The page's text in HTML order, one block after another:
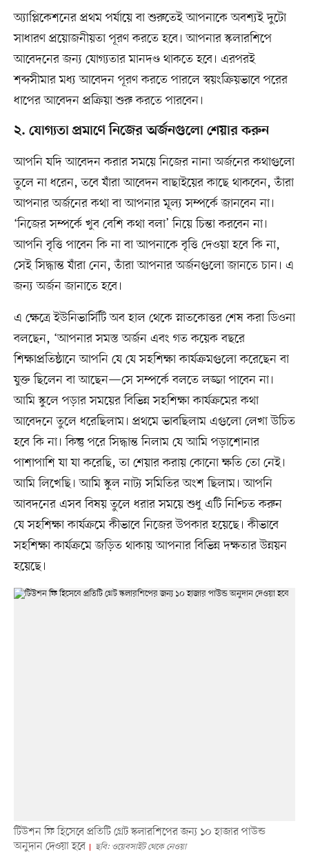
অ্যাপ্লিকেশনের প্রথম পর্যায়ে বা শুরুতেই আপনাকে অবশ্যই দুটো
সাধারণ প্রয়োজনীয়তা পূরণ করতে হবে। আপনার স্কলারশিপে
আবেদনের জন্য যোগ্যতার মানদণ্ড থাকতে হবে। এরপরই
শব্দসীমার মধ্য আবেদন পূরণ করতে পারলে স্বয়ংক্রিয়ভাবে পরের
ধাপের আবেদন প্রক্রিয়া শুরু করতে পারবেন।
২. যোগ্যতা প্রমাণে নিজের অর্জনগুলো শেয়ার করুন
আপনি যদি আবেদন করার সময়ে নিজের নানা অর্জনের কথাগুলো
তুলে না ধরেন, তবে যাঁরা আবেদন বাছাইয়ের কাছে থাকবেন, তাঁরা
আপনার অর্জনের কথা বা আপনার মূল্য সম্পর্কে জানবেন না।
‘নিজের সম্পর্কে খুব বেশি কথা বলা’ নিয়ে চিন্তা করবেন না।
আপনি বৃত্তি পাবেন কি না বা আপনাকে বৃত্তি দেওয়া হবে কি না,
সেই সিদ্ধান্ত যাঁরা নেন, তাঁরা আপনার অর্জনগুলো জানতে চান। এ
জন্য অর্জন জানাতে হবে।
এ ক্ষেত্রে ইউনিভার্সিটি অব হাল থেকে স্নাতকোত্তর শেষ করা ডিওনা
বলছেন, ‘আপনার সমস্ত অর্জন এবং গত কয়েক বছরে
শিক্ষাপ্রতিষ্ঠানে আপনি যে যে সহশিক্ষা কার্যক্রমগুলো করেছেন বা
যুক্ত ছিলেন বা আছেন—সে সম্পর্কে বলতে লজ্জা পাবেন না।
আমি স্কুলে পড়ার সময়ের বিভিন্ন সহশিক্ষা কার্যক্রমের কথা
আবেদনে তুলে ধরেছিলাম। প্রথমে ভাবছিলাম এগুলো লেখা উচিত
হবে কি না। কিন্তু পরে সিদ্ধান্ত নিলাম যে আমি পড়াশোনার
পাশাপাশি যা যা করেছি, তা শেয়ার করায় কোনো ক্ষতি তো নেই।
আমি লিখেছি। আমি স্কুল নাট্য সমিতির অংশ ছিলাম। আপনি
আবদনের এসব বিষয় তুলে ধরার সময়ে শুধু এটি নিশ্চিত করুন
যে সহশিক্ষা কার্যক্রমে কীভাবে নিজের উপকার হয়েছে। কীভাবে
সহশিক্ষা কার্যক্রমে জড়িত থাকায় আপনার বিভিন্ন দক্ষতার উন্নয়ন
হয়েছে।
টিউশন ফি হিসেবে প্রতিটি গ্রেট স্কলারশিপের জন্য ১০ হাজার পাউন্ড
অনুদান দেওয়া হবে
ছবি: ওয়েবসাইট থেকে নেওয়া